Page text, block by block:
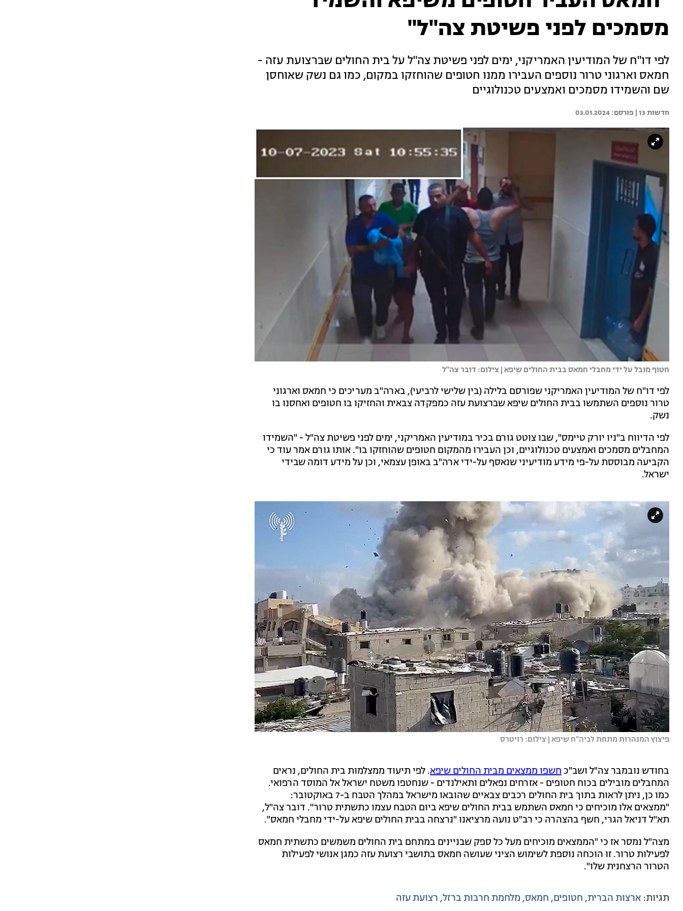
מסמכים לפני פשיטת צה"ל"
לפי דו"ח של המודיעין האמריקני, ימים לפני פשיטת צה"ל על בית החולים שברצועת עזה -
חמאס וארגוני טרור נוספים העבירו ממנו חטופים שהוחזקו במקום, כמו גם נשק שאוחסן
שם והשמידו מסמכים ואמצעים טכנולוגיים
חדשות 13 | 03.01.2024
חטוף מובל על ידי מחבלי חמאס בבית החולים שיפא | צילום: דובר צה"ל
לפי דו"ח של המודיעין האמריקני שפורסם בלילה (בין שלישי לרביעי), בארה"ב מעריכים כי חמאס וארגוני
טרור נוספים השתמשו בבית החולים שיפא שברצועת עזה כמפקדה צבאית והחזיקו בו חטופים ואחסנו בו
נשק.
לפי הדיווח ב"ניו יורק טיימס", שבו צוטט גורם בכיר במודיעין האמריקני, ימים לפני פשיטת צה"ל - "השמידו
המחבלים מסמכים ואמצעים טכנולוגיים, וכן העבירו מהמקום חטופים שהוחזקו בו". אותו גורם אמר עוד כי
הקביעה מבוססת על-פי מידע מודיעיני שנאסף על-ידי ארה"ב באופן עצמאי, וכן על מידע דומה שבידי
ישראל.
פיצוץ המנהרות מתחת לביה"ח שיפא | צילום: רויטרס
בחודש נובמבר צה"ל ושב"כ חשפו ממצאים מבית החולים שיפא. לפי תיעוד ממצלמות בית החולים, נראים
המחבלים מובילים בכוח חטופים - אזרחים נפאלים ותאילנדים - שנחטפו משטח ישראל אל המוסד הרפואי.
כמו כן, ניתן לראות בתוך בית החולים רכבים צבאיים שהובאו מישראל במהלך הטבח ב-7 באוקטובר:
"ממצאים אלו מוכיחים כי חמאס השתמש בבית החולים שיפא ביום הטבח עצמו כתשתית טרור". דובר צה"ל,
תא"ל דניאל הגרי, חשף בהצהרה כי רב"ט נועה מרציאנו "נרצחה בבית החולים שיפא על-ידי מחבלי חמאס".
מצה"ל נמסר אז כי "הממצאים מוכיחים מעל כל ספק שבניינים במתחם בית החולים משמשים כתשתית חמאס
לפעילות טרור. זו הוכחה נוספת לשימוש הציני שעושה חמאס בתושבי רצועת עזה כמגן אנושי לפעילות
הטרור הרצחנית שלו".
תגיות: ארצות הברית חטופים חמאס מלחמת חרבות ברזל רצועת עזה